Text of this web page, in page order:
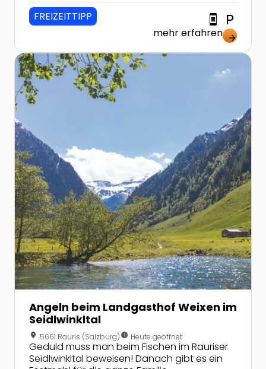
FREIZEITTIPP
book_online local_parking
mehr erfahren arrow_forward
Zur Detailseite von Angeln beim Landgasthof Weixen
Angeln beim Landgasthof Weixen im
Seidlwinkltal
location_on 5661 Rauris (Salzburg)nest_clock_farsight_analog Heute geöffnet
Geduld muss man beim Fischen im Rauriser
Seidlwinkltal beweisen! Danach gibt es ein